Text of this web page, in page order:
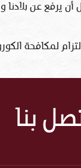
أن يرفع عن
لمكافحة
بنا